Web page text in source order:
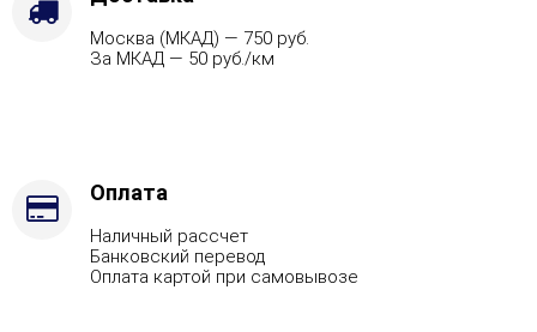
Вид
топлива
стали
Москва (МКАД) — 750 руб.
За МКАД — 50 руб./км
Оплата
Наличный рассчет
Банковский перевод
Оплата картой при самовывозе